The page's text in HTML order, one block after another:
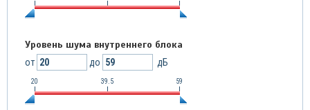
Уровень шума внутреннего блока
от до дБ
20 39.5 59